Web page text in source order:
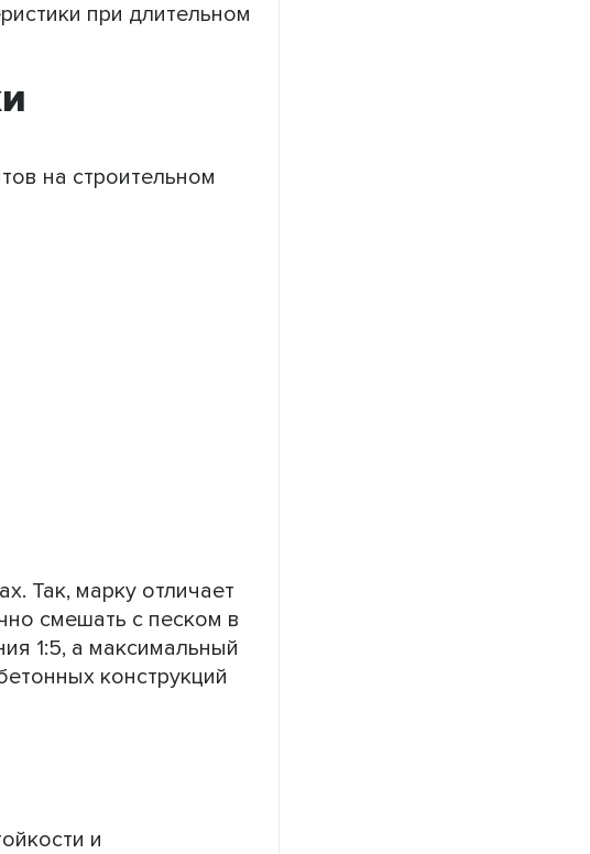
при длительном
на строительном
Так, марку отличает
смешать с песком в
1:5, а максимальный
конструкций
и